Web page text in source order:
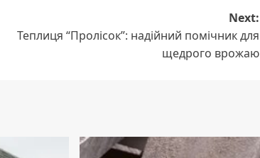
Next:
Теплиця “Пролісок”: надійний помічник для
щедрого врожаю